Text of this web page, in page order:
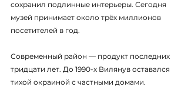
сохранил подлинные интерьеры. Сегодня
музей принимает около трёх миллионов
посетителей в год.
Современный район — продукт последних
тридцати лет. До 1990-х Вилянув оставался
тихой окраиной с частными домами.